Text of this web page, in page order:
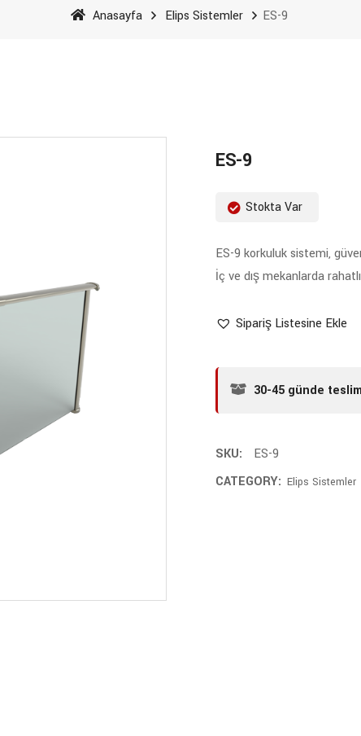
Anasayfa Elips Sistemler ES-9
ES-9
Stokta Var
ES-9 korkuluk sistemi,
İç ve dış mekanlarda
Sipariş Listesine Ekle
30-45 günde
SKU:
ES-9
CATEGORY: Elips Sistemler